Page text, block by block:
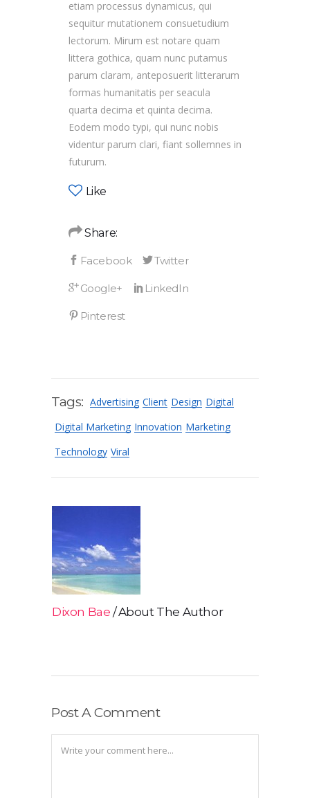
etiam processus dynamicus, qui
sequitur mutationem consuetudium
lectorum. Mirum est notare quam
littera gothica, quam nunc putamus
parum claram, anteposuerit litterarum
formas humanitatis per seacula
quarta decima et quinta decima.
Eodem modo typi, qui nunc nobis
videntur parum clari, fiant sollemnes in
futurum.
Like
Share:
Tags: Advertising Client Design Digital
Digital Marketing Innovation Marketing
Technology Viral
Dixon Bae About The Author
Post A Comment